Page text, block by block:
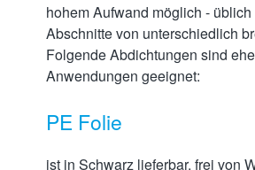
hohem Aufwand möglich - üblich
Abschnitte von unterschiedlich
Folgende Abdichtungen sind
Anwendungen geeignet:
PE Folie
ist in Schwarz lieferbar, frei von